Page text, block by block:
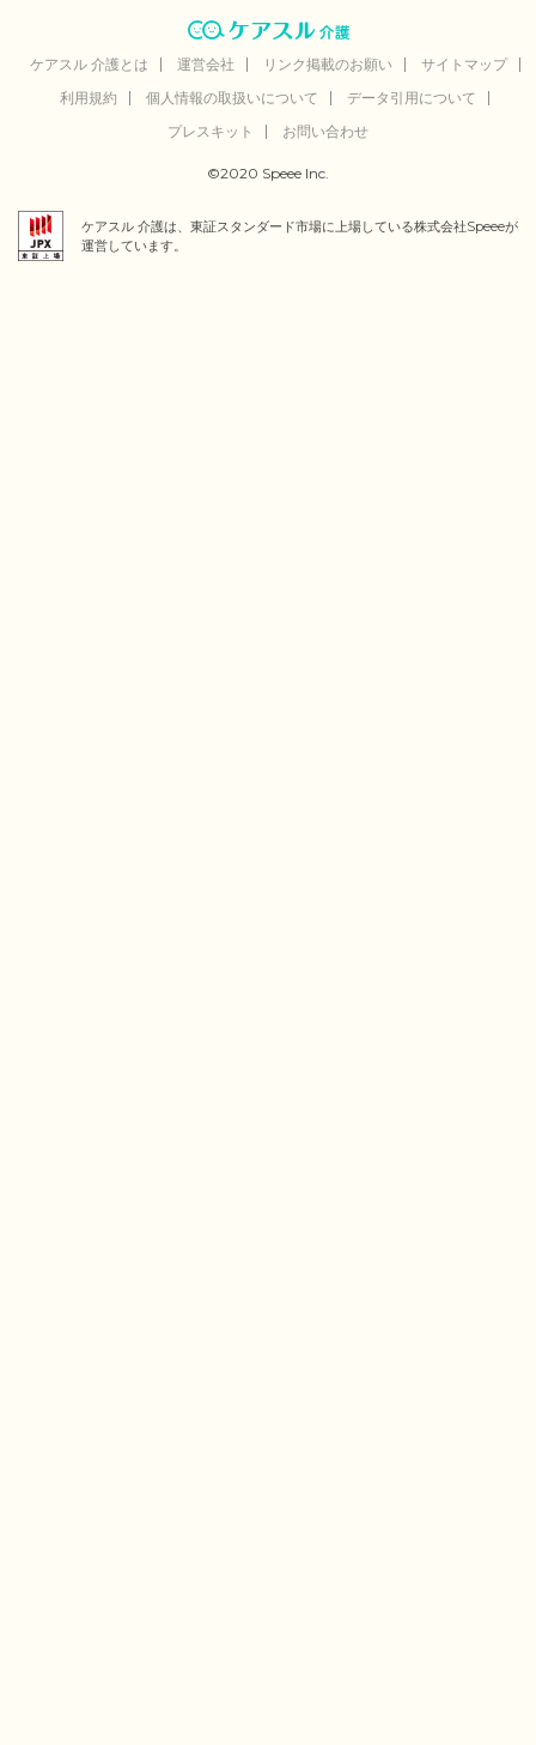
ケアスル 介護とは 運営会社 リンク掲載のお願い
サイトマップ
利用規約
個人情報の取扱いについて
データ引用について
プレスキット
お問い合わせ
©2020 Speee Inc.
ケアスル 介護は、東証スタンダード市場に上場している株式会社Speeeが
運営しています。